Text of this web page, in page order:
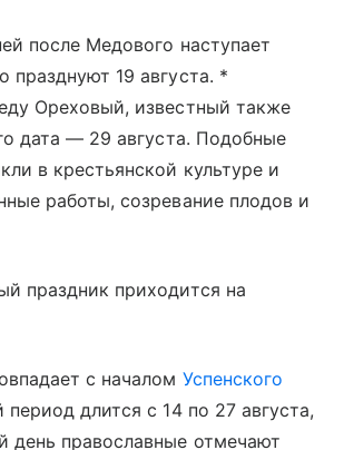
после Медового наступает
празднуют 19 августа. *
Ореховый, известный также
дата — 29 августа. Подобные
в крестьянской культуре и
работы, созревание плодов и
праздник приходится на
с началом Успенского
длится с 14 по 27 августа,
день православные отмечают